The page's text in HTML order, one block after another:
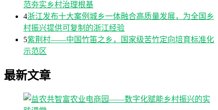
范夯实乡村治理根基
4浙江发布十大案例城乡一体融合高质量发展，为全国乡
村振兴提供可复制的浙江经验
5紫荆村——中国竹笛之乡，国家级苦竹定向培育标准化
示范区
最新文章